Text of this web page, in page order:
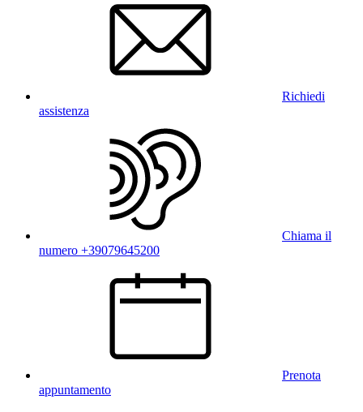
Richiedi
assistenza
Chiama il
numero +39079645200
Prenota
appuntamento